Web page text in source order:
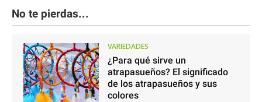
No te pierdas...
VARIEDADES
¿Para qué sirve un
atrapasueños? El significado
de los atrapasueños y sus
colores